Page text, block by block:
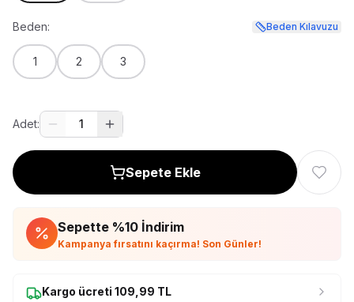
Beden: Beden Kılavuzu
1 2 3
Adet: 1
Sepete Ekle
Sepette %10 İndirim
Kampanya fırsatını kaçırma! Son Günler!
Kargo ücreti 109,99 TL